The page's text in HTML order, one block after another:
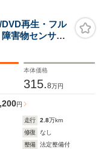
再生・フル
害物センサ
ーター/クーラ
ー・バックカ
本体価格
315.8万円
円
走行 2.8万km
修復
なし
整備
法定整備付